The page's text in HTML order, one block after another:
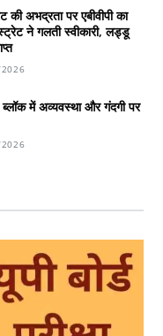
की अभद्रता पर एबीवीपी का
ने गलती स्वीकारी, लड्डू
में अव्यवस्था और गंदगी पर